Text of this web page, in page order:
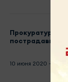
Прокуратура
пострадавших
10 июня 2020 - 11:20